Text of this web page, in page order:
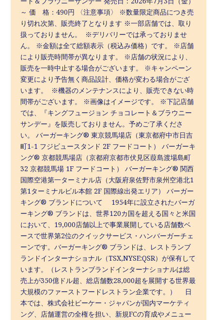
～ 価 格：490円 〈注意事項〉 ※数量限定商品につき売
り切れ次第、販売終了となります ※一部店舗では、取り
扱っておりません。 ※デリバリーでは承っておりませ
ん。 ※金額は全て総額表示（税込み価格）です。 ※店舗
により販売時間帯が異なります。 ※店舗の状況により、
販売を一時中止する場合がございます。 ※キャンペーン
変更により予告無く商品設計、価格が変わる場合がござ
います。 ※機器のメンテナンスにより、販売できない時
間帯がございます。 ※画像はイメージです。 ※下記店舗
では、『キングフュージョン チョコレート＆ブラウニー
サンデー』を販売しておりません。予めご了承くださ
い。 バーガーキング® 東京競馬場店（東京都府中市日吉
町1-1 フジビュースタンド 2F フードコート） バーガーキ
ング® 京都競馬場店（京都府京都市伏見区葭島渡場島町
32 京都競馬場 1F フードコート） バーガーキング® 関西
国際空港第一ターミナル店（大阪府泉佐野市泉州空港北1
第1ターミナルビル本館 2F 国際線出発エリア） バーガー
キング® ブランドについて 1954年に設立されたバーガ
ーキング® ブランドは、世界120カ国を超える国々と米国
において、19,000店舗以上で事業展開している店舗数ベ
ースで世界第2位のクイックサービス・ハンバーガーチェ
ーンです。バーガーキング® ブランドは、レストランブ
ランドインターナショナル（TSX,NYSE:QSR）が保有して
います。（レストランブランドインターナショナルは総
売上が350億ドル超、総店舗数28,000超を展開する世界最
大規模のファーストフードレストラン企業です。） 日
本では、株式会社ビーケー・ジャパンが国内マーケティ
ング、店舗運営の全権を担い、新規FCの育成やメニュー